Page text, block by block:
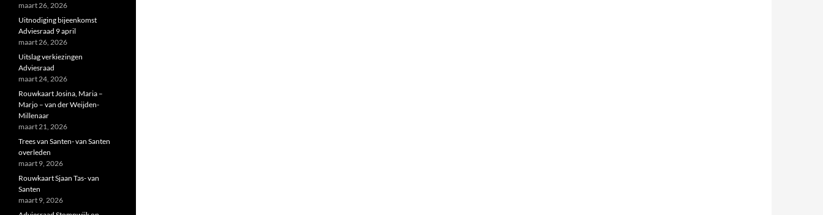
maart 26, 2026
Uitnodiging bijeenkomst
Adviesraad 9 april
maart 26, 2026
Uitslag verkiezingen
Adviesraad
maart 24, 2026
Rouwkaart Josina, Maria –
Marjo – van der Weijden-
Millenaar
maart 21, 2026
Trees van Santen- van Santen
overleden
maart 9, 2026
Rouwkaart Sjaan Tas- van
Santen
maart 9, 2026